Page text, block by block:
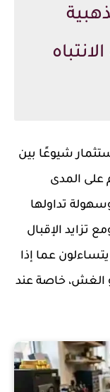
شيوعًا بين
على المدى
تداولها
تزايد الإقبال
عما إذا
الغش، خاصة عند